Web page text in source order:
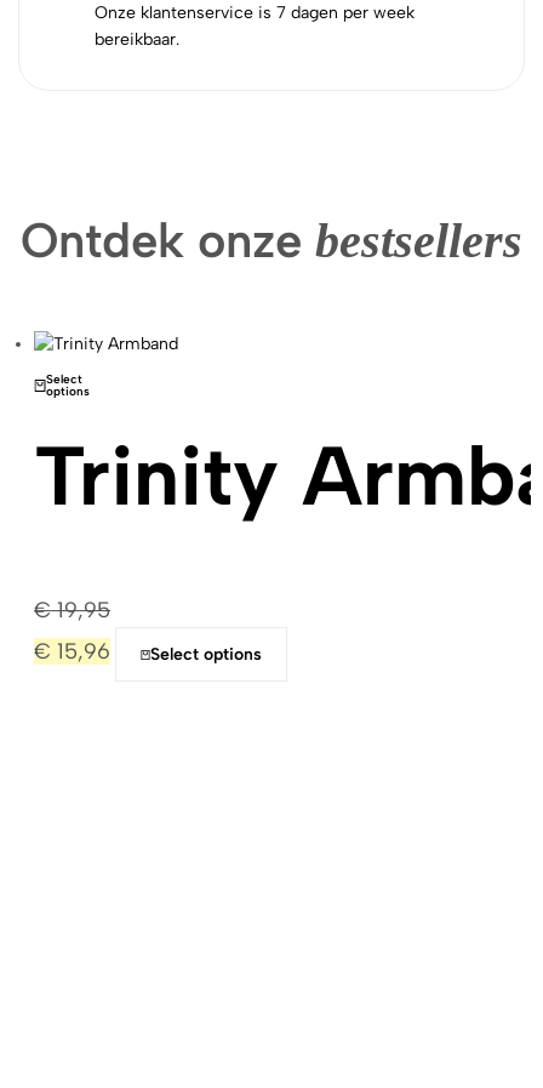
Onze klantenservice is 7 dagen per week
bereikbaar.
Ontdek onze bestsellers
Select
options
Trinity
€19,95
€ 15,96 Select options